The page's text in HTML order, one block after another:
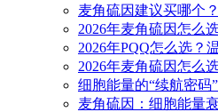
麦角硫因建议买哪个
2026年麦角硫因怎么
2026年PQQ怎么选？
2026年麦角硫因怎么
细胞能量的“续航密码
麦角硫因：细胞能量